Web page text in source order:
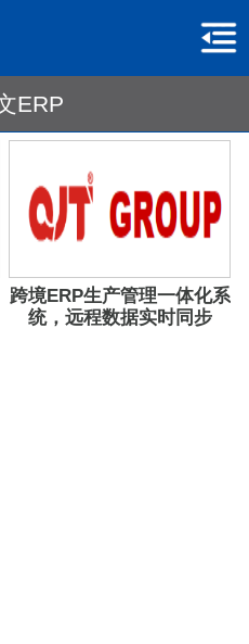
ERP
跨境ERP生产管理一体化系
统，远程数据实时同步